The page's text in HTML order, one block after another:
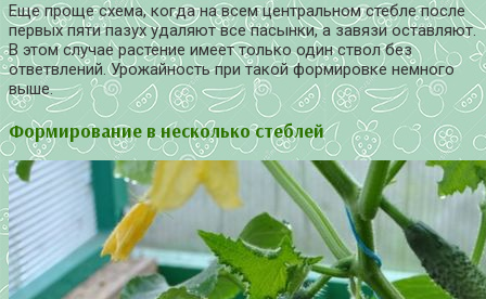
Еще проще схема, когда на всем центральном стебле после
первых пяти пазух удаляют все пасынки, а завязи оставляют.
В этом случае растение имеет только один ствол без
ответвлений. Урожайность при такой формировке немного
выше.
Формирование в несколько стеблей